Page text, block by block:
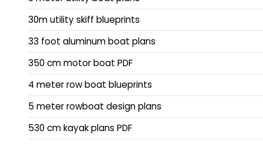
30m utility skiff blueprints
33 foot aluminum boat plans
350 cm motor boat PDF
4 meter row boat blueprints
5 meter rowboat design plans
530 cm kayak plans PDF